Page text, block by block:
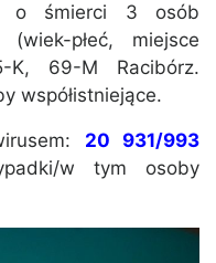
o śmierci 3 osób
(wiek-płeć, miejsce
K, 69-M Racibórz.
współistniejące.
20 931/993
w tym osoby